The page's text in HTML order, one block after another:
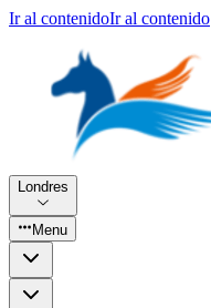
Ir al contenidoIr al contenido
Londres
Menu